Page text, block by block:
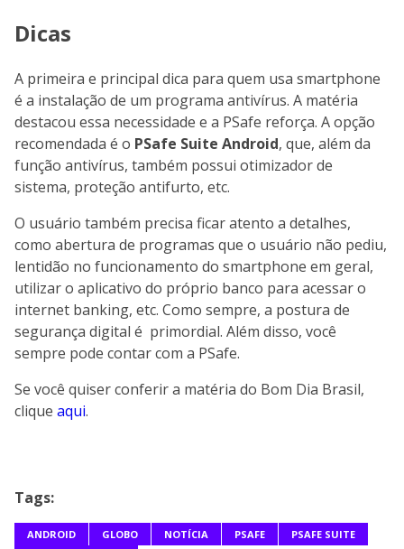
Dicas
A primeira e principal dica para quem usa smartphone
é a instalação de um programa antivírus. A matéria
destacou essa necessidade e a PSafe reforça. A opção
recomendada é o PSafe Suite Android, que, além da
função antivírus, também possui otimizador de
sistema, proteção antifurto, etc.
O usuário também precisa ficar atento a detalhes,
como abertura de programas que o usuário não pediu,
lentidão no funcionamento do smartphone em geral,
utilizar o aplicativo do próprio banco para acessar o
internet banking, etc. Como sempre, a postura de
segurança digital é primordial. Além disso, você
sempre pode contar com a PSafe.
Se você quiser conferir a matéria do Bom Dia Brasil,
clique aqui.
Tags:
ANDROID GLOBO NOTÍCIA PSAFE
PSAFE SUITE